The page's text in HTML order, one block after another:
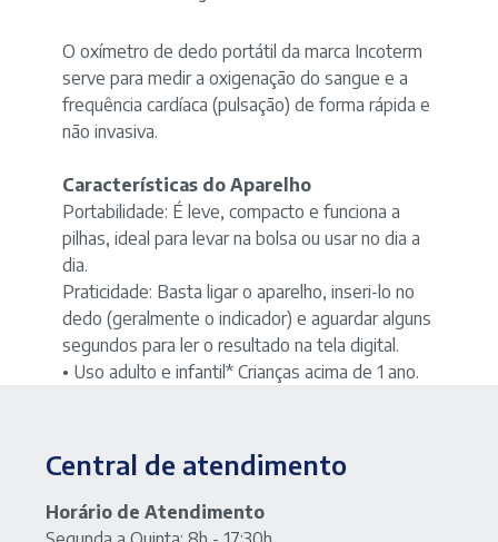
Incoterm
O oxímetro de dedo portátil da marca Incoterm
serve para medir a oxigenação do sangue e a
frequência cardíaca (pulsação) de forma rápida e
não invasiva.
Características do Aparelho
Portabilidade: É leve, compacto e funciona a
pilhas, ideal para levar na bolsa ou usar no dia a
dia.
Praticidade: Basta ligar o aparelho, inseri-lo no
dedo (geralmente o indicador) e aguardar alguns
segundos para ler o resultado na tela digital.
• Uso adulto e infantil* Crianças acima de 1 ano.
Central de atendimento
Horário de Atendimento